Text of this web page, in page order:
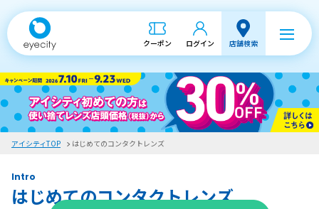
クーポン ログイン 店舗検索
アイシティTOP はじめてのコンタクトレンズ
Intro
はじめてのコンタクトレンズ